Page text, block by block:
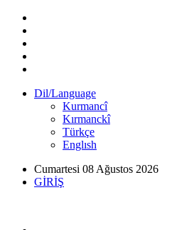
Dil/Language
Kurmancî
Kırmanckî
Türkçe
Englısh
Cumartesi 08 Ağustos 2026
GİRİŞ